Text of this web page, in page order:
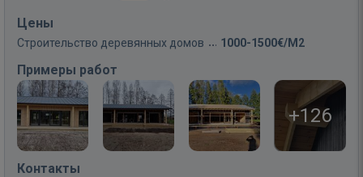
Цены
Строительство деревянных домов 1000-1500€/M2
Примеры работ
+126
Контакты